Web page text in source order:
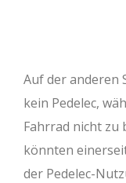
Auf der anderen
kein Pedelec,
Fahrrad nicht zu
könnten
der Pedelec-